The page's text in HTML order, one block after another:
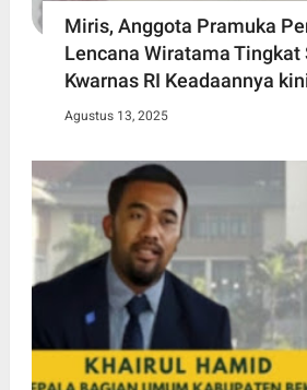
Miris, Anggota Pramuka
Lencana Wiratama Tingkat
Kwarnas RI Keadaannya
Agustus 13, 2025